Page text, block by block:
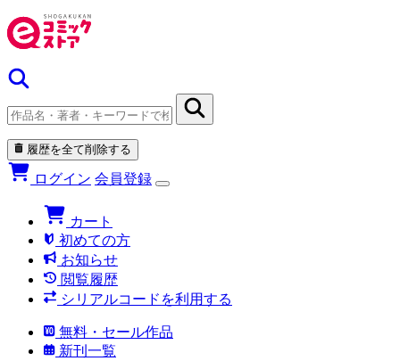
履歴を全て削除する
ログイン 会員登録
カート
初めての方
お知らせ
閲覧履歴
シリアルコードを利用する
無料・セール作品
新刊一覧